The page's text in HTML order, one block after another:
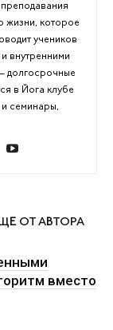
жизни, которое
учеников
внутренними
долгосрочные
в Йога клубе
и семинары,
ОТ АВТОРА
вместо